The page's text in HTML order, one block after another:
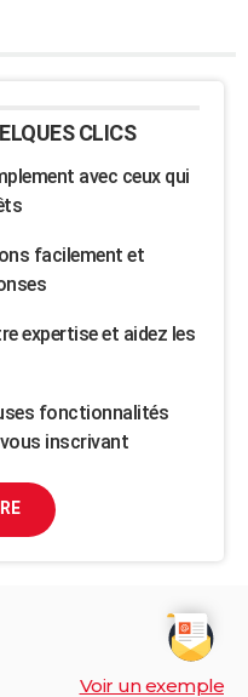
CLICS
avec ceux qui
facilement et
expertise et aidez les
fonctionnalités
inscrivant
Voir un exemple